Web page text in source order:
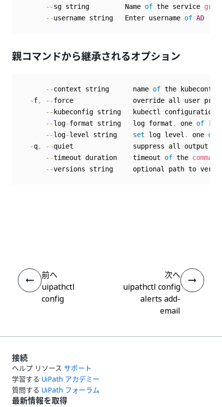
--sg string         Name of the service
--username string   Enter username of AD
親コマンドから継承されるオプション
--context string      name of the
-f, --force               override all user
-- kubeconfig string   kubectl configuration
--log-format string   log format . one of
--log-level string set log level . one of
-q, --quiet               suppress all output
--timeout duration    timeout of the command
--
前へ
uipathctl
config
次へ
uipathctl config
alerts add-
email
接続
ヘルプ リソース サポート
学習する UiPath アカデミー
質問する UiPath フォーラム
最新情報を取得